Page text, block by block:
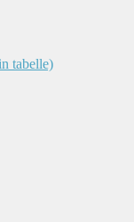
tabelle)